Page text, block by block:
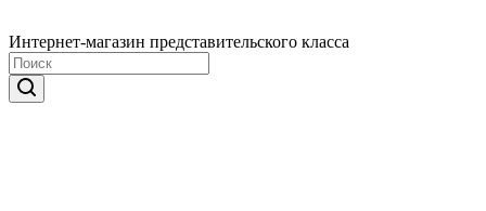
Интернет-магазин представительского класса